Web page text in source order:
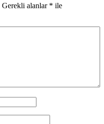
Gerekli alanlar * ile